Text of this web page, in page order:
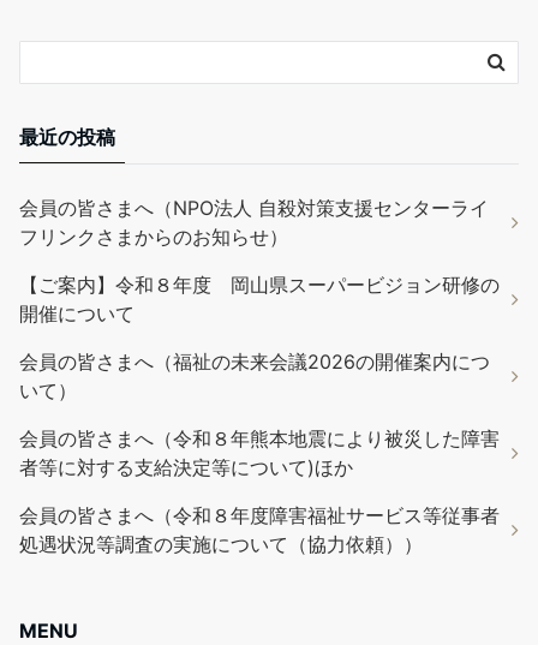
最近の投稿
会員の皆さまへ（NPO法人 自殺対策支援センターライ
フリンクさまからのお知らせ）
【ご案内】令和８年度 岡山県スーパービジョン研修の
開催について
会員の皆さまへ（福祉の未来会議2026の開催案内につ
いて）
会員の皆さまへ（令和８年熊本地震により被災した障害
者等に対する支給決定等について)ほか
会員の皆さまへ（令和８年度障害福祉サービス等従事者
処遇状況等調査の実施について（協力依頼））
MENU